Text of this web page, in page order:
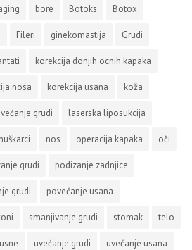
bore Botoks Botox
Fileri ginekomastija Grudi
korekcija donjih ocnih kapaka
nosa korekcija usana koža
grudi laserska liposukcija
nos operacija kapaka oči
grudi podizanje zadnjice
grudi povećanje usana
smanjivanje grudi stomak telo
usne uvećanje grudi uvećanje usana